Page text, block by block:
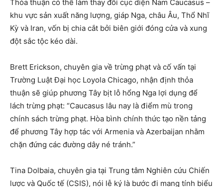
Thỏa thuận có thể làm thay đổi cục diện Nam Caucasus –
khu vực sản xuất năng lượng, giáp Nga, châu Âu, Thổ Nhĩ
Kỳ và Iran, vốn bị chia cắt bởi biên giới đóng cửa và xung
đột sắc tộc kéo dài.
Brett Erickson, chuyên gia về trừng phạt và cố vấn tại
Trường Luật Đại học Loyola Chicago, nhận định thỏa
thuận sẽ giúp phương Tây bịt lỗ hổng Nga lợi dụng để
lách trừng phạt: “Caucasus lâu nay là điểm mù trong
chính sách trừng phạt. Hòa bình chính thức tạo nền tảng
để phương Tây hợp tác với Armenia và Azerbaijan nhằm
chặn đứng các đường dây né tránh.”
Tina Dolbaia, chuyên gia tại Trung tâm Nghiên cứu Chiến
lược và Quốc tế (CSIS), nói lễ ký là bước đi mang tính biểu